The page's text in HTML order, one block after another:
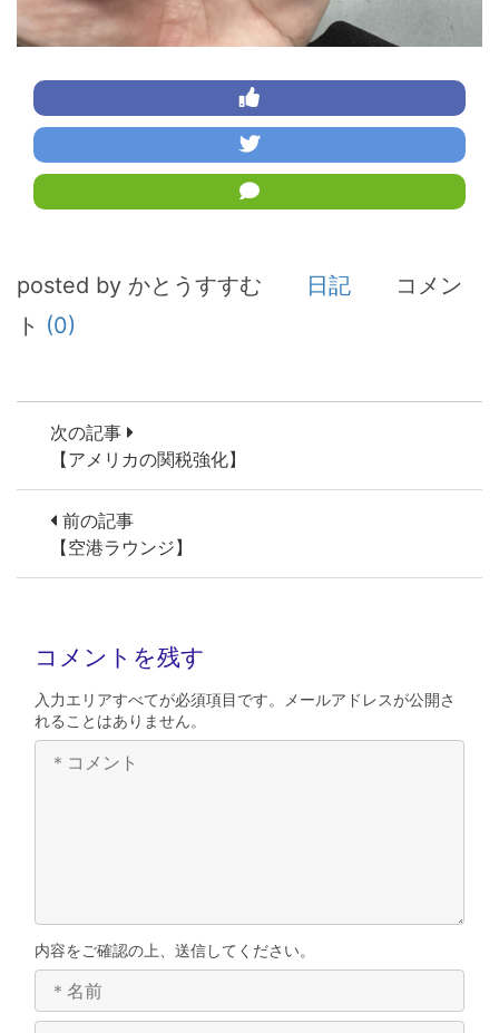
posted by かとうすすむ 日記
コメン
ト (0)
次の記事
【アメリカの関税強化】
前の記事
【空港ラウンジ】
コメントを残す
入力エリアすべてが必須項目です。メールアドレスが公開さ
れることはありません。
内容をご確認の上、送信してください。